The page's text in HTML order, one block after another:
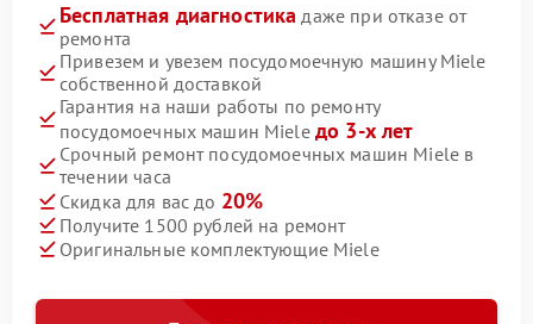
Бесплатная диагностика даже при отказе от
ремонта
Привезем и увезем посудомоечную машину Miele
собственной доставкой
Гарантия на наши работы по ремонту
посудомоечных машин Miele до 3-х лет
Срочный ремонт посудомоечных машин Miele в
течении часа
Скидка для вас до 20%
Получите 1500 рублей на ремонт
Оригинальные комплектующие Miele